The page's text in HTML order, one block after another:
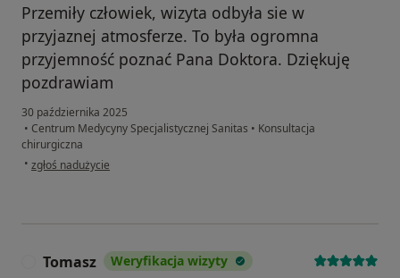
Przemiły człowiek, wizyta odbyła sie w
przyjaznej atmosferze. To była ogromna
przyjemność poznać Pana Doktora. Dziękuję
pozdrawiam
30 października 2025
• Centrum Medycyny Specjalistycznej Sanitas • Konsultacja
chirurgiczna
• w opinii użytkownika Monika
zgłoś nadużycie
Tomasz Weryfikacja wizyty